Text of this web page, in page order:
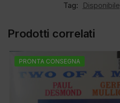
Tag:
Disponibile
Prodotti correlati
PRONTA CONSEGNA